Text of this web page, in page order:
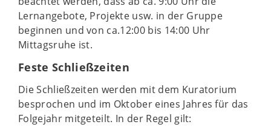
Lernangebote, Projekte usw. in der Gruppe
beginnen und von ca.12:00 bis 14:00 Uhr
Mittagsruhe ist.
Feste Schließzeiten
Die Schließzeiten werden mit dem Kuratorium
besprochen und im Oktober eines Jahres für das
Folgejahr mitgeteilt. In der Regel gilt: